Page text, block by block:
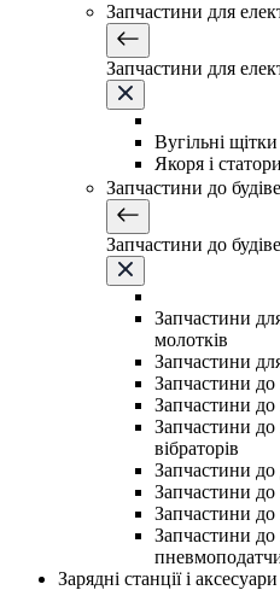
Запчастини для
Запчастини для
Вугільні щітки
Якоря і статори
Запчастини до
Запчастини до
Запчастини
молотків
Запчастини
Запчастини до
Запчастини до
Запчастини
вібраторів
Запчастини до
Запчастини
Запчастини до
Запчастини до
Зарядні станції і аксесуари